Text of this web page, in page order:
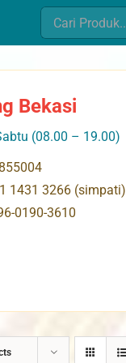
Search
for:
Bekasi
(08.00 – 19.00)
1431 3266 (simpati)
0190-3610